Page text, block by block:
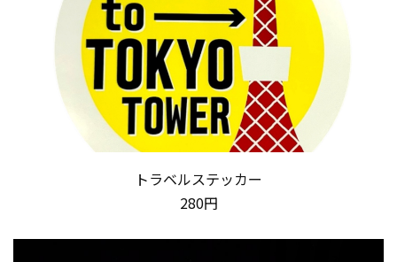
トラベルステッカー
280円